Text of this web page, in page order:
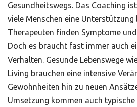
Gesundheitswegs. Das Coaching
viele Menschen eine Unterstützung
Therapeuten finden Symptome
Doch es braucht fast immer auch
Verhalten. Gesunde Lebenswege
Living brauchen eine intensive
Gewohnheiten hin zu neuen
Umsetzung kommen auch